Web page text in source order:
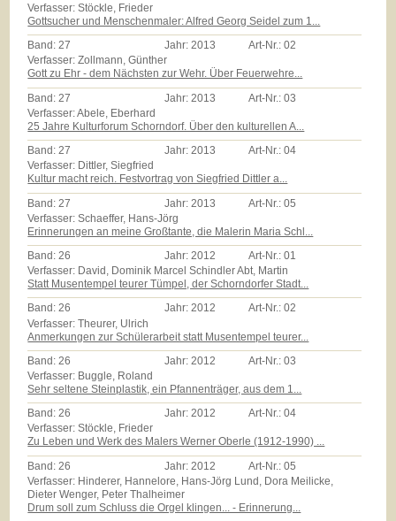
Verfasser: Stöckle, Frieder
Gottsucher und Menschenmaler: Alfred Georg Seidel zum 1...
Band:27 Jahr:2013 Art-Nr.:02
Verfasser: Zollmann, Günther
Gott zu Ehr - dem Nächsten zur Wehr. Über Feuerwehre...
Band: 27 Jahr: 2013 Art-Nr.:03
Verfasser: Abele, Eberhard
25 Jahre Kulturforum Schorndorf. Über den kulturellen A...
Band:27 Jahr:2013 Art-Nr.:04
Verfasser: Dittler, Siegfried
Kultur macht reich. Festvortrag von Siegfried Dittler a...
Band: 27 Jahr: 2013 Art-Nr.:05
Verfasser: Schaeffer, Hans-Jörg
Erinnerungen an meine Großtante, die Malerin Maria Schl...
Band:26 Jahr:2012 Art-Nr.:01
Verfasser: David, Dominik Marcel Schindler Abt, Martin
Statt Musentempel teurer Tümpel, der Schorndorfer Stadt...
Band:26 Jahr:2012 Art-Nr.:02
Verfasser: Theurer, Ulrich
Anmerkungen zur Schülerarbeit statt Musentempel teurer...
Band:26 Jahr:2012 Art-Nr.:03
Verfasser: Buggle, Roland
Sehr seltene Steinplastik, ein Pfannenträger, aus dem 1...
Band:26 Jahr:2012 Art-Nr.:04
Verfasser: Stöckle, Frieder
Zu Leben und Werk des Malers Werner Oberle (1912-1990) ...
Band: 26 Jahr: 2012 Art-Nr.:05
Verfasser: Hinderer, Hannelore, Hans-Jörg Lund, Dora Meilicke,
Dieter Wenger, Peter Thalheimer
Drum soll zum Schluss die Orgel klingen... - Erinnerung...